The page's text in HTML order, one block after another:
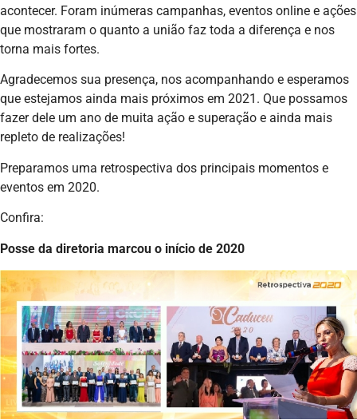
acontecer. Foram inúmeras campanhas, eventos online e ações
que mostraram o quanto a união faz toda a diferença e nos
torna mais fortes.
Agradecemos sua presença, nos acompanhando e esperamos
que estejamos ainda mais próximos em 2021. Que possamos
fazer dele um ano de muita ação e superação e ainda mais
repleto de realizações!
Preparamos uma retrospectiva dos principais momentos e
eventos em 2020.
Confira:
Posse da diretoria marcou o início de 2020